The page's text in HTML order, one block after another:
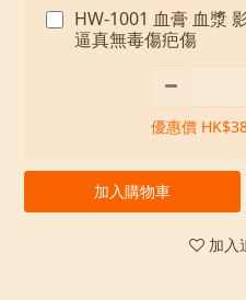
HW-1001 血膏 血漿
逼真無毒傷疤傷
優惠價
加入購物車
加入